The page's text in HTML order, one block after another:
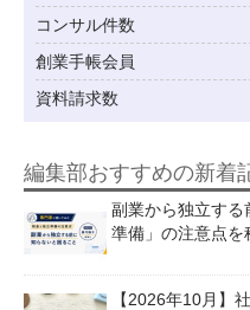
コンサル件数
創業手帳会員
資料請求数
編集部おすすめの新着
副業から独立する
準備」の注意点を
【2026年10月】